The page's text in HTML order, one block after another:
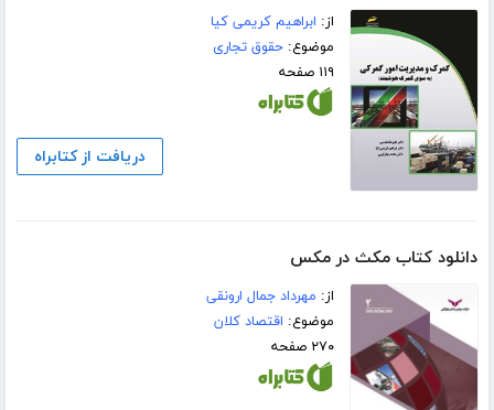
از: ابراهیم کریمی کیا
موضوع:حقوق تجاری
۱۱۹ صفحه
دریافت از کتابراه
دانلود کتاب مکث در مکس
از: مهرداد جمال ارونقی
موضوع: اقتصاد کلان
۲۷۰ صفحه